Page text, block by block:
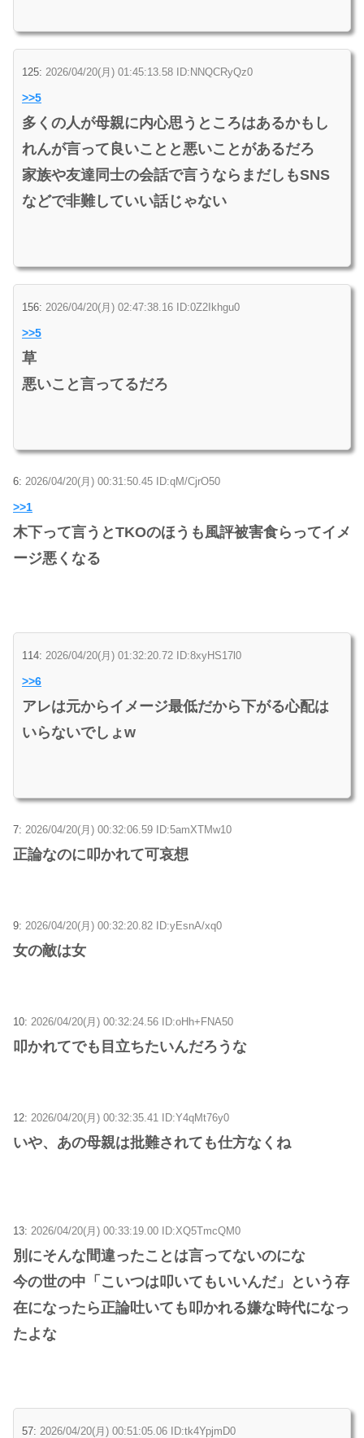
125: 2026/04/20(月) 01:45:13.58 ID:NNQCRyQz0
>>5
多くの人が母親に内心思うところはあるかもし
れんが言って良いことと悪いことがあるだろ
家族や友達同士の会話で言うならまだしもSNS
などで非難していい話じゃない
156: 2026/04/20(月) 02:47:38.16 ID:0Z2Ikhgu0
>>5
草
悪いこと言ってるだろ
6: 2026/04/20(月) 00:31:50.45 ID:qM/CjrO50
>>1
木下って言うとTKOのほうも風評被害食らってイメ
ージ悪くなる
114: 2026/04/20(月) 01:32:20.72 ID:8xyHS17l0
>>6
アレは元からイメージ最低だから下がる心配は
いらないでしょw
7: 2026/04/20(月) 00:32:06.59 ID:5amXTMw10
正論なのに叩かれて可哀想
9: 2026/04/20(月) 00:32:20.82 ID:yEsnA/xq0
女の敵は女
10: 2026/04/20(月) 00:32:24.56 ID:oHh+FNA50
叩かれてでも目立ちたいんだろうな
12: 2026/04/20(月) 00:32:35.41 ID:Y4qMt76y0
いや、あの母親は批難されても仕方なくね
13: 2026/04/20(月) 00:33:19.00 ID:XQ5TmcQM0
別にそんな間違ったことは言ってないのにな
今の世の中「こいつは叩いてもいいんだ」という存
在になったら正論吐いても叩かれる嫌な時代になっ
たよな
57: 2026/04/20(月) 00:51:05.06 ID:tk4YpjmD0